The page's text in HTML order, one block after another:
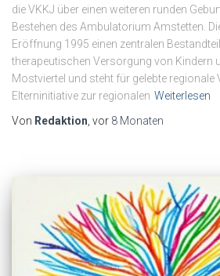
die VKKJ über einen weiteren runden
Bestehen des Ambulatorium Amstetten.
Eröffnung 1995 einen zentralen
therapeutischen Versorgung von Kindern
Mostviertel und steht für gelebte regionale
Elterninitiative zur regionalen Weiterlesen
Von Redaktion , vor 8 Monaten